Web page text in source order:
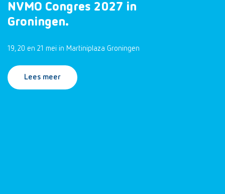
NVMO Congres 2027 in
Groningen.
19, 20 en 21 mei in Martiniplaza Groningen
Lees meer